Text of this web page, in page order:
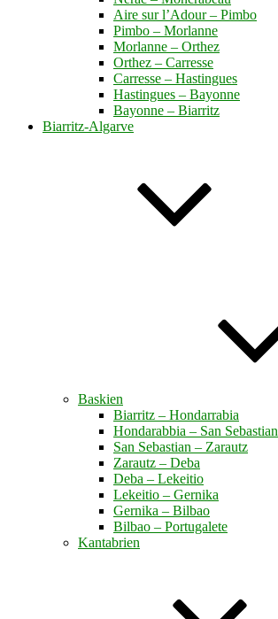
Aire sur l’Adour – Pimbo
Pimbo – Morlanne
Morlanne – Orthez
Orthez – Carresse
Carresse – Hastingues
Hastingues – Bayonne
Bayonne – Biarritz
Biarritz-Algarve
Baskien
Biarritz – Hondarrabia
Hondarabbia – San Sebastian
San Sebastian – Zarautz
Zarautz – Deba
Deba – Lekeitio
Lekeitio – Gernika
Gernika – Bilbao
Bilbao – Portugalete
Kantabrien